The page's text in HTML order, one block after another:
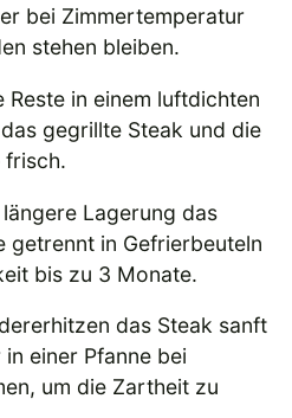
bei Zimmertemperatur
stehen bleiben.
Reste in einem luftdichten
gegrillte Steak und die
frisch.
längere Lagerung das
getrennt in Gefrierbeuteln
bis zu 3 Monate.
das Steak sanft
einer Pfanne bei
um die Zartheit zu